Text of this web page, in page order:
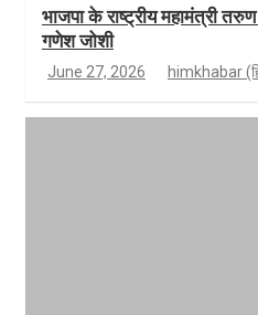
भाजपा के राष्ट्रीय महामंत्री
गणेश जोशी
June 27, 2026 himkhabar